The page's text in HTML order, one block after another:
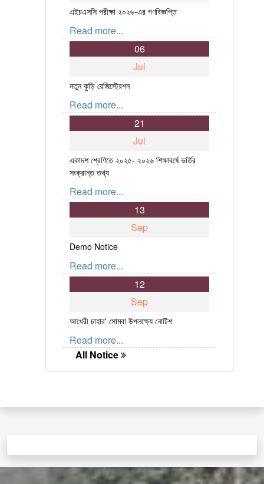
এইচএসসি পরীক্ষা ২০২৬-এর গণবিজ্ঞপ্তি
Read more...
06
Jul
নতুন কুড়ি রেজিস্ট্রেশন
Read more...
21
Jul
একাদশ শ্রেণিতে ২০২৫- ২০২৬ শিক্ষাবর্ষে ভর্তির
সংক্রান্ত তথ্য
Read more...
13
Sep
Demo Notice
Read more...
12
Sep
আখেরী চাহার' সোম্বা উপলক্ষ্যে নোটিশ
Read more...
All Notice